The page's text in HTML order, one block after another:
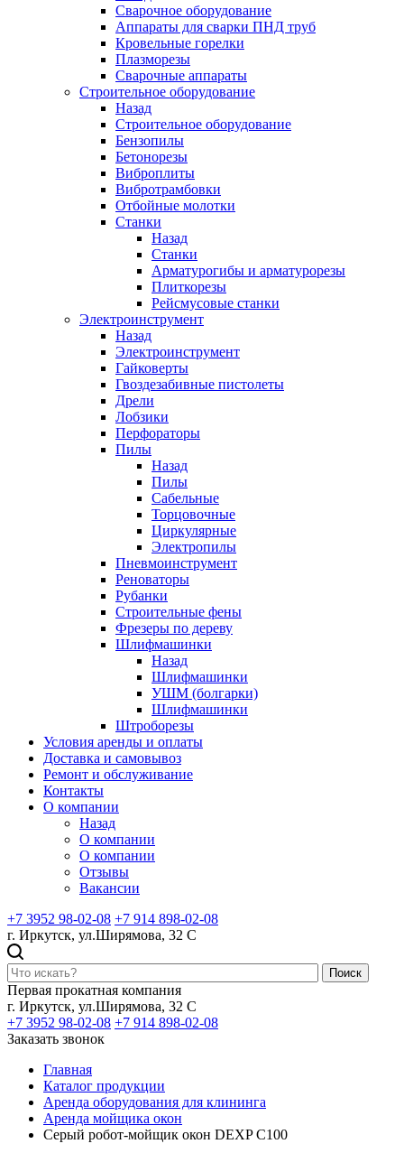
Сварочное оборудование
Аппараты для сварки ПНД труб
Кровельные горелки
Плазморезы
Сварочные аппараты
Строительное оборудование
Назад
Строительное оборудование
Бензопилы
Бетонорезы
Виброплиты
Вибротрамбовки
Отбойные молотки
Станки
Назад
Станки
Арматурогибы и арматурорезы
Плиткорезы
Рейсмусовые станки
Электроинструмент
Назад
Электроинструмент
Гайковерты
Гвоздезабивные пистолеты
Дрели
Лобзики
Перфораторы
Пилы
Назад
Пилы
Сабельные
Торцовочные
Циркулярные
Электропилы
Пневмоинструмент
Реноваторы
Рубанки
Строительные фены
Фрезеры по дереву
Шлифмашинки
Назад
Шлифмашинки
УШМ (болгарки)
Шлифмашинки
Штроборезы
Условия аренды и оплаты
Доставка и самовывоз
Ремонт и обслуживание
Контакты
О компании
Назад
О компании
О компании
Отзывы
Вакансии
+7 3952 98-02-08 +7 914 898-02-08
г. Иркутск, ул.Ширямова, 32 С
Поиск
Первая прокатная компания
г. Иркутск, ул.Ширямова, 32 С
+7 3952 98-02-08 +7 914 898-02-08
Заказать звонок
Главная
Каталог продукции
Аренда оборудования для клининга
Аренда мойщика окон
Серый робот-мойщик окон DEXP C100